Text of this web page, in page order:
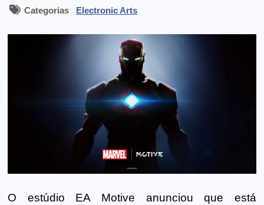
Categorias Electronic Arts
O estúdio EA Motive anunciou que está